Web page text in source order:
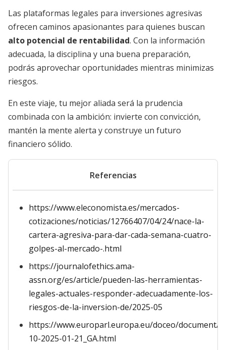
Las plataformas legales para inversiones agresivas
ofrecen caminos apasionantes para quienes buscan
alto potencial de rentabilidad. Con la información
adecuada, la disciplina y una buena preparación,
podrás aprovechar oportunidades mientras minimizas
riesgos.
En este viaje, tu mejor aliada será la prudencia
combinada con la ambición: invierte con convicción,
mantén la mente alerta y construye un futuro
financiero sólido.
Referencias
https://www.eleconomista.es/mercados-
cotizaciones/noticias/12766407/04/24/nace-la-
cartera-agresiva-para-dar-cada-semana-cuatro-
golpes-al-mercado-.html
https://journalofethics.ama-
assn.org/es/article/pueden-las-herramientas-
legales-actuales-responder-adecuadamente-los-
riesgos-de-la-inversion-de/2025-05
https://www.europarl.europa.eu/doceo/document/
10-2025-01-21_GA.html